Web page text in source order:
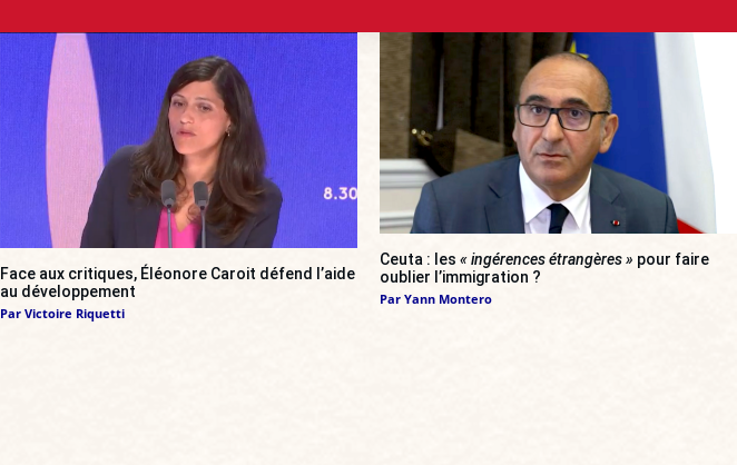
Face aux critiques, Éléonore Caroit défend l’aide
au développement
Par Victoire Riquetti
Ceuta : les « ingérences étrangères » pour faire
oublier l’immigration ?
Par Yann Montero